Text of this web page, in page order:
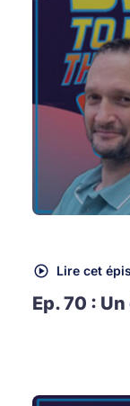
Lire cet
Ep. 70 :